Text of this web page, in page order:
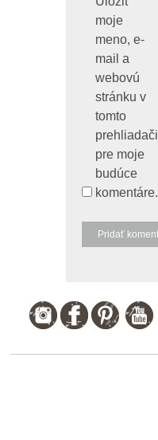
moje
meno, e-
mail a
webovú
stránku v
tomto
prehliadači
pre moje
budúce
komentáre.